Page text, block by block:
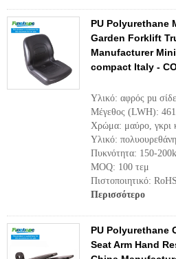
PU Polyurethane
Garden Forklift
Manufacturer
compact Italy -
Υλικό: αφρός pu
Μέγεθος (LWH):
Χρώμα: μαύρο, γκρι
Υλικό:
Πυκνότητα: 150-
MOQ: 100 τεμ
Πιστοποιητικό:
Περισσότερο
PU Polyurethane
Seat Arm Hand